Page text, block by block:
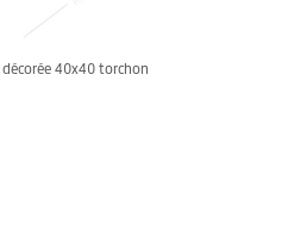
40x40 torchon